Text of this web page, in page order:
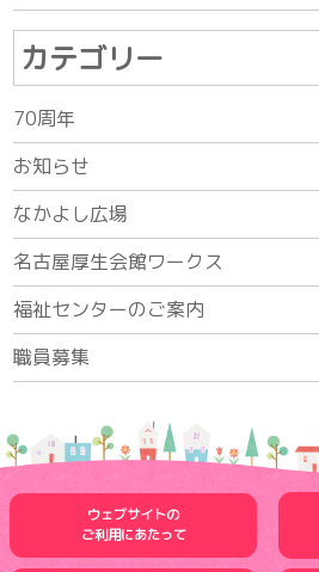
カテゴリー
70周年
お知らせ
なかよし広場
名古屋厚生会館ワークス
福祉センターのご案内
職員募集
ウェブサイトの
ご利用にあたって